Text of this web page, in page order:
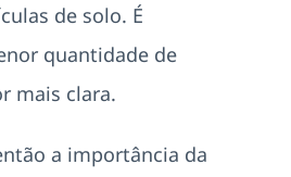
de solo. É
quantidade de
mais clara.
a importância da